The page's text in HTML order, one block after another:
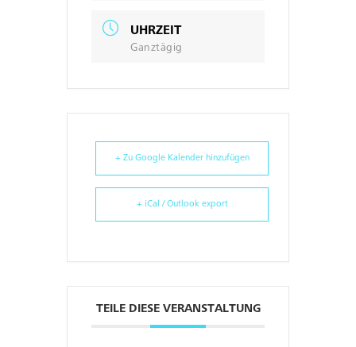
UHRZEIT
Ganztägig
+ Zu Google Kalender hinzufügen
+ iCal / Outlook export
TEILE DIESE VERANSTALTUNG